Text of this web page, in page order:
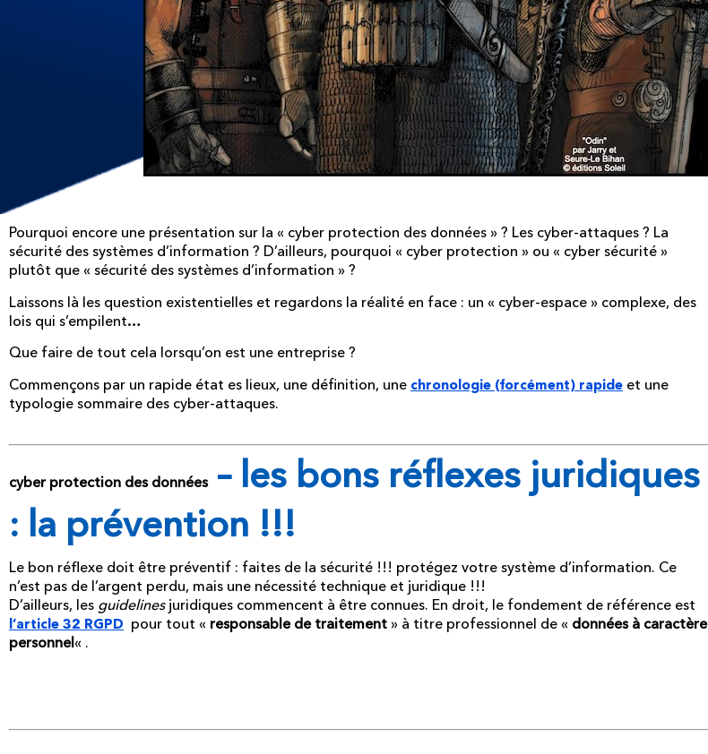
Pourquoi encore une présentation sur la « cyber protection des données » ? Les cyber-attaques ? La
sécurité des systèmes d’information ? D’ailleurs, pourquoi « cyber protection » ou « cyber sécurité »
plutôt que « sécurité des systèmes d’information » ?
Laissons là les question existentielles et regardons la réalité en face : un « cyber-espace » complexe, des
lois qui s’empilent…
Que faire de tout cela lorsqu’on est une entreprise ?
Commençons par un rapide état es lieux, une définition, une chronologie (forcément) rapide et une
typologie sommaire des cyber-attaques.
cyber protection des données– les bons réflexes juridiques
: la prévention !!!
Le bon réflexe doit être préventif : faites de la sécurité !!! protégez votre système d’information. Ce
n’est pas de l’argent perdu, mais une nécessité technique et juridique !!!
D’ailleurs, les guidelinesjuridiques commencent à être connues. En droit, le fondement de référence est
l’article 32 RGPD pour tout « responsable de traitement » à titre professionnel de « données à caractère
personnel« .